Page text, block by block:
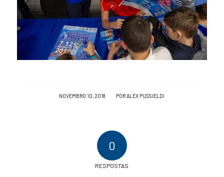
NOVEMBRO 10, 2018
/ POR ALEX PUSSIELDI
0
RESPOSTAS